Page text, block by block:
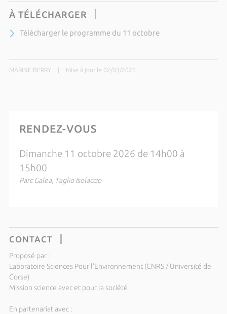
À TÉLÉCHARGER
Télécharger le programme du 11 octobre
MARINE BERRY Mise à jour le 02/03/2026
RENDEZ-VOUS
Dimanche 11 octobre 2026 de 14h00 à
15h00
Parc Galea, Taglio Isolaccio
CONTACT
Proposé par :
Laboratoire Sciences Pour l'Environnement (CNRS / Université de
Corse)
Mission science avec et pour la société
En partenariat avec :